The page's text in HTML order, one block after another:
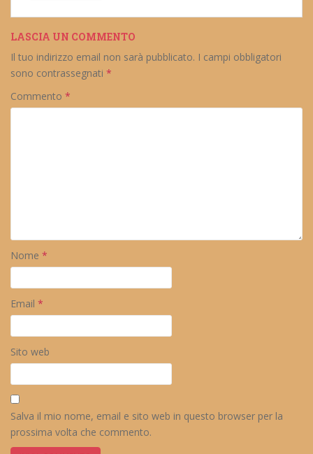
LASCIA UN COMMENTO
Il tuo indirizzo email non sarà pubblicato. I campi obbligatori
sono contrassegnati *
Commento *
Nome *
Email *
Sito web
Salva il mio nome, email e sito web in questo browser per la
prossima volta che commento.